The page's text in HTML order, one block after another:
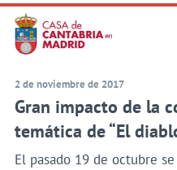
Saltar
al
contenido
principal
Principal
2 de noviembre de 2017
Gran impacto de la
temática de “El
El pasado 19 de octubre